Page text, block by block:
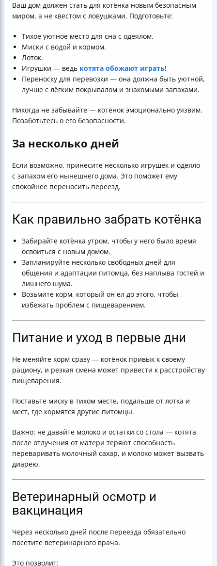
Ваш дом должен стать для котёнка новым безопасным
миром, а не квестом с ловушками. Подготовьте:
Тихое уютное место для сна с одеялом.
Миски с водой и кормом.
Лоток.
Игрушки — ведь котята обожают играть!
Переноску для перевозки — она должна быть уютной,
лучше с лёгким покрывалом и знакомыми запахами.
Никогда не забывайте — котёнок эмоционально уязвим.
Позаботьтесь о его безопасности.
За несколько дней
Если возможно, принесите несколько игрушек и одеяло
с запахом его нынешнего дома. Это поможет ему
спокойнее переносить переезд.
Как правильно забрать котёнка
Забирайте котёнка утром, чтобы у него было время
освоиться с новым домом.
Запланируйте несколько свободных дней для
общения и адаптации питомца, без наплыва гостей и
лишнего шума.
Возьмите корм, который он ел до этого, чтобы
избежать проблем с пищеварением.
Питание и уход в первые дни
Не меняйте корм сразу — котёнок привык к своему
рациону, и резкая смена может привести к расстройству
пищеварения.
Поставьте миску в тихом месте, подальше от лотка и
мест, где кормятся другие питомцы.
Важно: не давайте молоко и остатки со стола — котята
после отлучения от матери теряют способность
переваривать молочный сахар, и молоко может вызвать
диарею.
Ветеринарный осмотр и
вакцинация
Через несколько дней после переезда обязательно
посетите ветеринарного врача.
Это позволит: